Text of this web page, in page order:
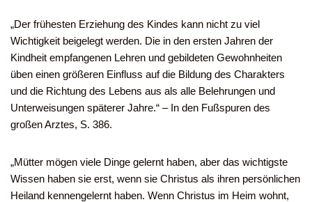
„Der frühesten Erziehung des Kindes kann nicht zu viel
Wichtigkeit beigelegt werden. Die in den ersten Jahren der
Kindheit empfangenen Lehren und gebildeten Gewohnheiten
üben einen größeren Einfluss auf die Bildung des Charakters
und die Richtung des Lebens aus als alle Belehrungen und
Unterweisungen späterer Jahre.“ – In den Fußspuren des
großen Arztes, S. 386.
„Mütter mögen viele Dinge gelernt haben, aber das wichtigste
Wissen haben sie erst, wenn sie Christus als ihren persönlichen
Heiland kennengelernt haben. Wenn Christus im Heim wohnt,